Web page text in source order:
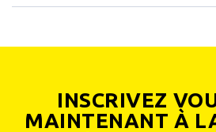
INSCRIVEZ
MAINTENANT À